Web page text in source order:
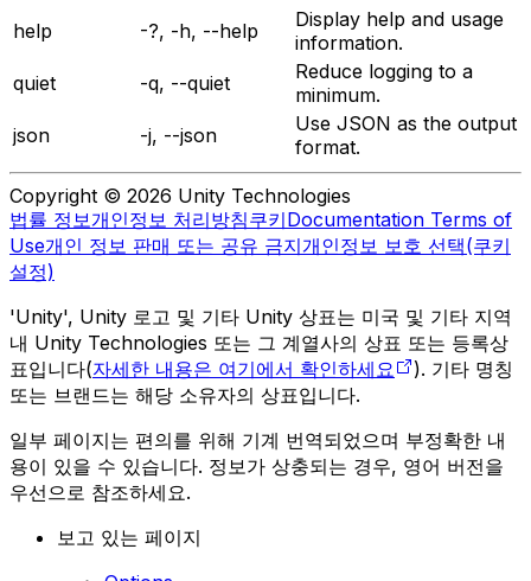
help -?, -h, --help
Display help and usage
information.
quiet
-q, --quiet
Reduce logging to a
minimum.
json
-j, --json
Use JSON as the output
format.
Copyright © 2026 Unity Technologies
법률 정보개인정보 처리방침쿠키Documentation Terms of
Use개인 정보 판매 또는 공유 금지개인정보 보호 선택(쿠키
설정)
'Unity', Unity 로고 및 기타 Unity 상표는 미국 및 기타 지역
내 Unity Technologies 또는 그 계열사의 상표 또는 등록상
표입니다(자세한 내용은 여기에서 확인하세요
). 기타 명칭
또는 브랜드는 해당 소유자의 상표입니다.
일부 페이지는 편의를 위해 기계 번역되었으며 부정확한 내
용이 있을 수 있습니다. 정보가 상충되는 경우, 영어 버전을
우선으로 참조하세요.
보고 있는 페이지